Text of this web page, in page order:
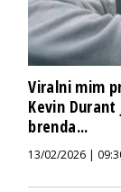
Viralni mim
Kevin
brenda...
13/02/2026 |